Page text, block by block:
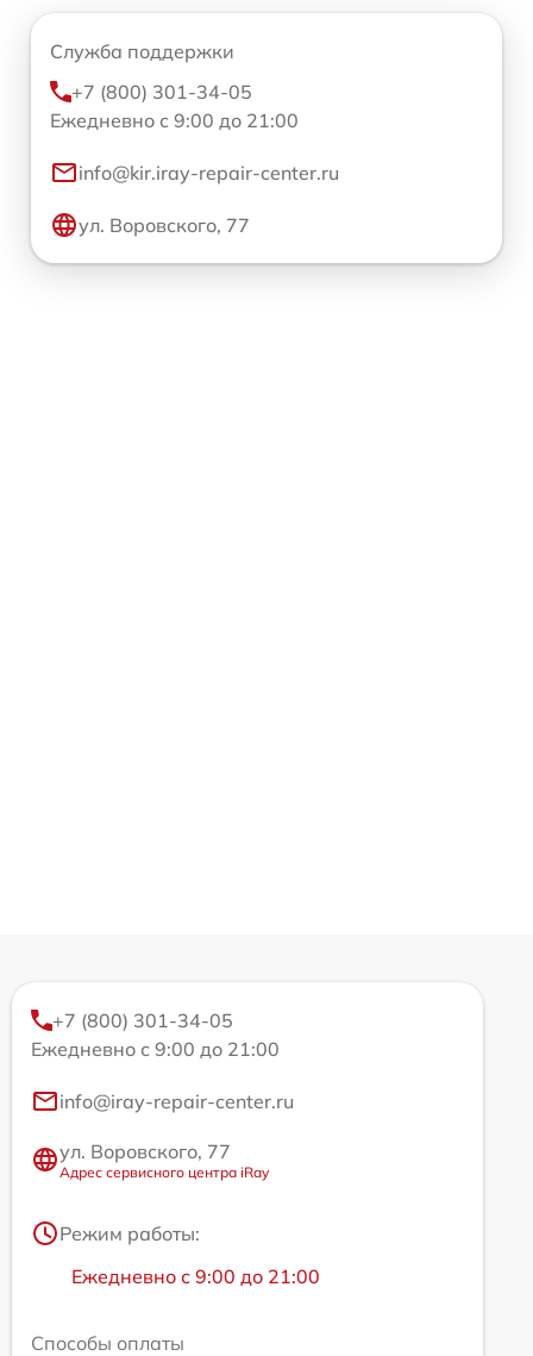
Служба поддержки
+7 (800) 301-34-05
Ежедневно с 9:00 до 21:00
info@kir.iray-repair-center.ru
ул. Воровского, 77
+7 (800) 301-34-05
Ежедневно с 9:00 до 21:00
info@iray-repair-center.ru
ул. Воровского, 77
Адрес сервисного центра iRay
Режим работы:
Ежедневно с 9:00 до 21:00
Способы оплаты